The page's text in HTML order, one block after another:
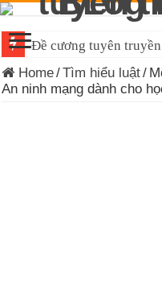
Đề cương tuyên
Home/Tìm hiểu luật/
An ninh mạng dành cho